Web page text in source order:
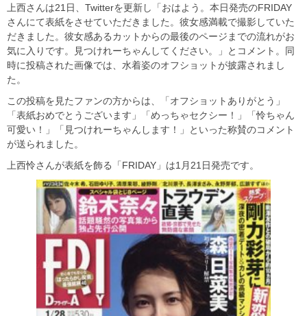
上西さんは21日、Twitterを更新し「おはよう。本日発売のFRIDAY
さんにて表紙をさせていただきました。彼女感満載で撮影していた
だきました。彼女感あるカットからの最後のページまでの流れがお
気に入りです。見つけれーちゃんしてください。」とコメント。同
時に投稿された画像では、水着姿のオフショットが披露されまし
た。
この投稿を見たファンの方からは、「オフショットありがとう」
「表紙おめでとうございます」「めっちゃセクシー！」「怜ちゃん
可愛い！」「見つけれーちゃんします！」といった称賛のコメント
が送られました。
上西怜さんが表紙を飾る「FRIDAY」は1月21日発売です。